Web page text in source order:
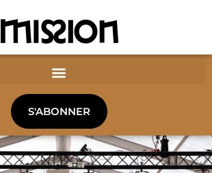
S'ABONNER